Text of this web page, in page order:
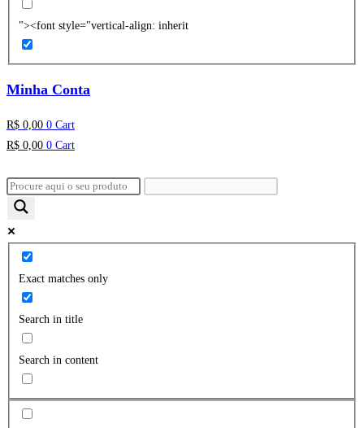
"><font style="vertical-align: inherit
Minha Conta
R$ 0,00 0 Cart
R$ 0,00 0 Cart
Exact matches only
Search in title
Search in content